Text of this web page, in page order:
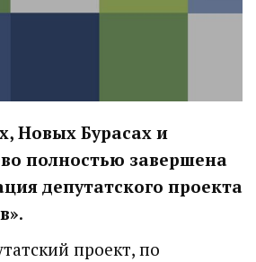
Новых Бурасах и
полностью завершена
депутатского проекта
.
проект, по